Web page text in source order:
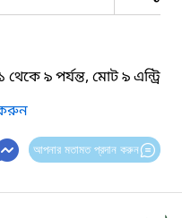
৯ পর্যন্ত, মোট ৯ এন্ট্রি
করুন
আপনার মতামত প্রদান করুন